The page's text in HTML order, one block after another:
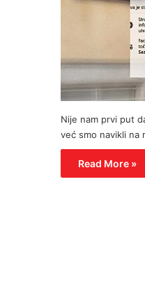
Nije nam prvi put
već smo navikli na
Read More »